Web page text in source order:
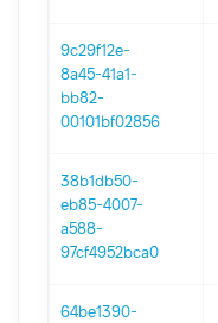
9c29f12e-
8a45-41a1-
bb82-
00101bf02856
38b1db50-
eb85-4007-
a588-
97cf4952bca0
64be1390-